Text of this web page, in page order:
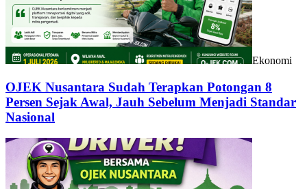
Ekonomi
OJEK Nusantara Sudah Terapkan Potongan 8
Persen Sejak Awal, Jauh Sebelum Menjadi Standar
Nasional